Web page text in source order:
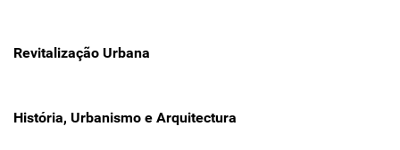
Revitalização Urbana
História, Urbanismo e Arquitectura